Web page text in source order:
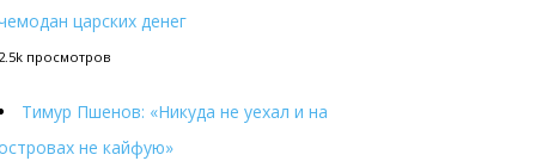
царских денег
просмотров
Тимур Пшенов: «Никуда не уехал и на
не кайфую»